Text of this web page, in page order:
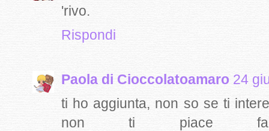
'rivo.
Rispondi
Paola di Cioccolatoamaro 24
ti ho aggiunta, non so se ti
non ti piace